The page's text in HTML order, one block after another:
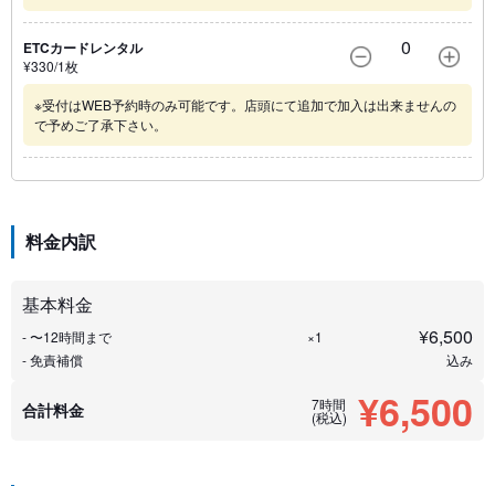
ETCカードレンタル
¥330/1枚
0
※受付はWEB予約時のみ可能です。店頭にて追加で加入は出来ませんの
で予めご了承下さい。
料金内訳
基本料金
- 〜12時間まで ×1 ¥6,500
- 免責補償 込み
合計料金 7時間
(税込) ¥6,500